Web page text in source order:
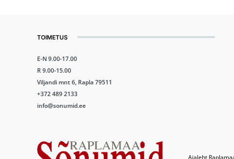
TOIMETUS
E-N 9.00-17.00
R 9.00-15.00
Viljandi mnt 6, Rapla 79511
+372 489 2133
info@sonumid.ee
Ajaleht